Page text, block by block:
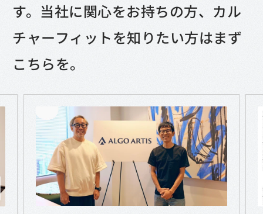
す。 当社に関心をお持ちの方、カル
チャーフィットを知りたい方はまず
こちらを。